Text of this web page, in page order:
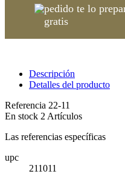
pedido te lo
gratis
Descripción
Detalles del producto
Referencia 22-11
En stock 2 Artículos
Las referencias específicas
upc
211011